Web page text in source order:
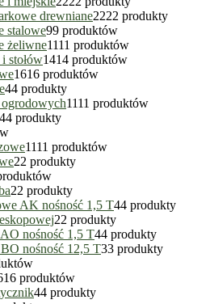
drewniane2222 produkty
stalowe99 produktów
żeliwne1111 produktów
stołów1414 produktów
1616 produktów
44 produkty
1111 produktów
44 produkty
1111 produktów
22 produkty
22 produkty
AK nośność 1,5 T44 produkty
22 produkty
AO nośność 1,5 T44 produkty
BO nośność 12,5 T33 produkty
16 produktów
44 produkty